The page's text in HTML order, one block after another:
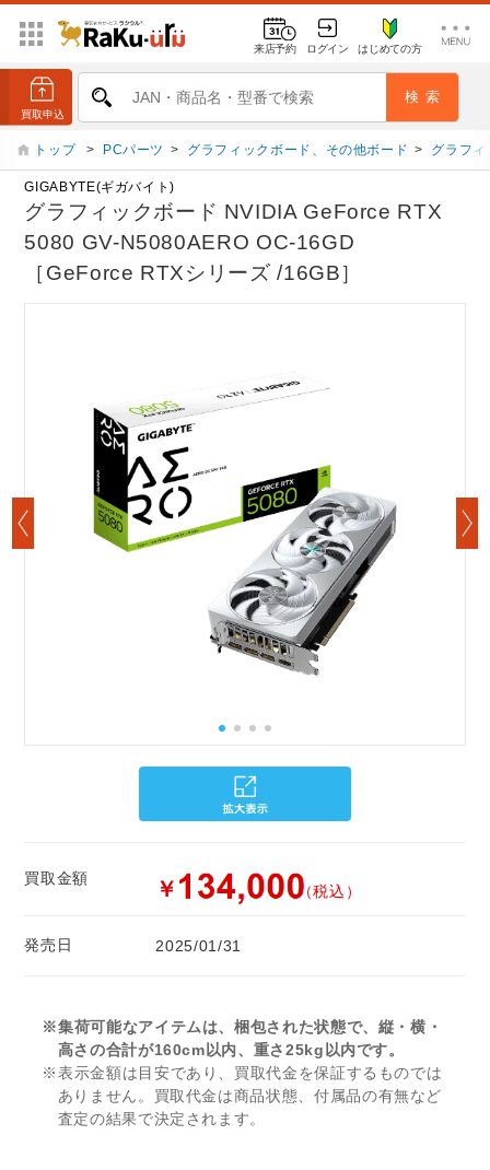
来店予約 ログイン はじめての方
トップ > PCパーツ > グラフィックボード、その他ボード > グラフ
GIGABYTE(ギガバイト)
グラフィックボード NVIDIA GeForce RTX
5080 GV-N5080AERO OC-16GD
［GeForce RTXシリーズ /16GB］
買取金額 ￥ （税込）
発売日 2025/01/31
※集荷可能なアイテムは、梱包された状態で、縦・横・
高さの合計が160cm以内、重さ25kg以内です。
※表示金額は目安であり、買取代金を保証するものでは
ありません。買取代金は商品状態、付属品の有無など
査定の結果で決定されます。